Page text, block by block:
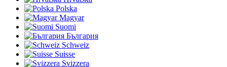
Polska
Magyar
Suomi
България
Schweiz
Suisse
Svizzera